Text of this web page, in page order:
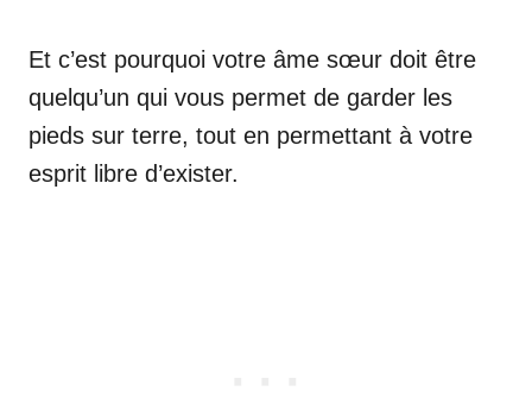
Et c’est pourquoi votre âme sœur doit être
quelqu’un qui vous permet de garder les
pieds sur terre, tout en permettant à votre
esprit libre d’exister.